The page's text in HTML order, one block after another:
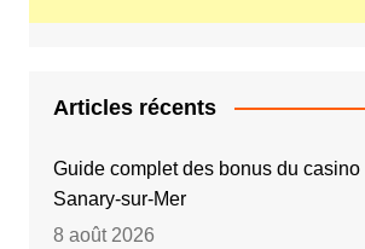
Articles récents
Guide complet des bonus du casino
Sanary‑sur‑Mer
8 août 2026